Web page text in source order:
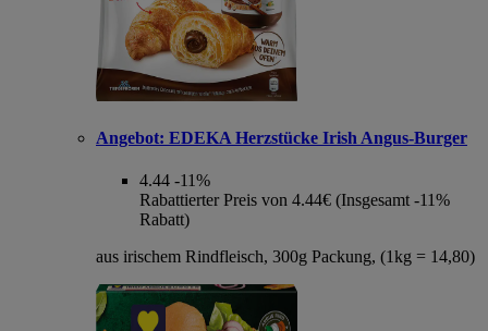
Angebot: EDEKA Herzstücke Irish Angus-Burger
4.44 -11%
Rabattierter Preis von 4.44€ (Insgesamt -11%
Rabatt)
aus irischem Rindfleisch, 300g Packung, (1kg = 14,80)